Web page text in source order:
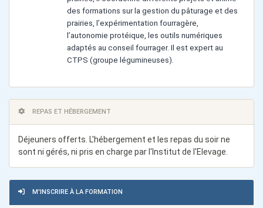
des formations sur la gestion du pâturage et des
prairies, l’expérimentation fourragère,
l’autonomie protéique, les outils numériques
adaptés au conseil fourrager. Il est expert au
CTPS (groupe légumineuses).
REPAS ET HÉBERGEMENT
Déjeuners offerts. L'hébergement et les repas du soir ne
sont ni gérés, ni pris en charge par l'Institut de l'Elevage.
M'INSCRIRE À LA FORMATION